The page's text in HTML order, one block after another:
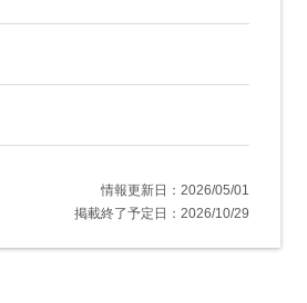
情報更新日：2026/05/01
掲載終了予定日：2026/10/29